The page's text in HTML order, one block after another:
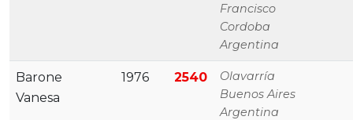
Francisco
Cordoba
Argentina
Barone
Vanesa
1976 2540
Olavarría
Buenos Aires
Argentina